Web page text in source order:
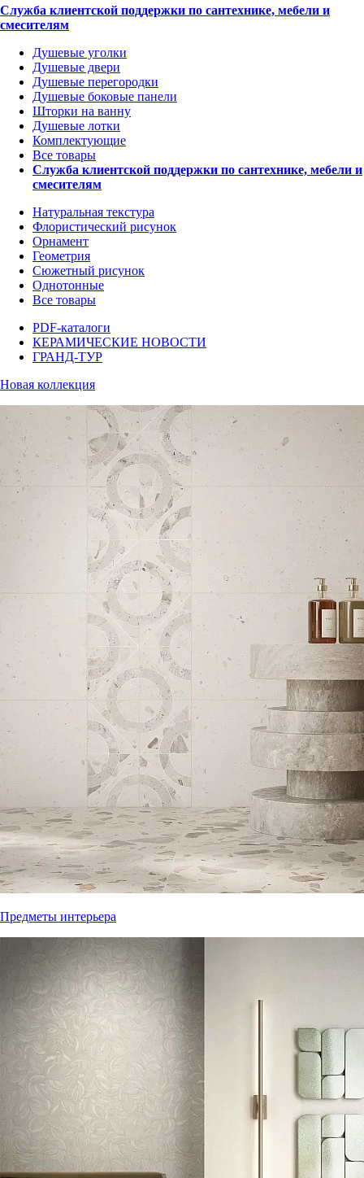
Служба клиентской поддержки по сантехнике, мебели и
смесителям
Душевые уголки
Душевые двери
Душевые перегородки
Душевые боковые панели
Шторки на ванну
Душевые лотки
Комплектующие
Все товары
Служба клиентской поддержки по сантехнике, мебели и
смесителям
Натуральная текстура
Флористический рисунок
Орнамент
Геометрия
Сюжетный рисунок
Однотонные
Все товары
PDF-каталоги
КЕРАМИЧЕСКИЕ НОВОСТИ
ГРАНД-ТУР
Новая коллекция
Предметы интерьера